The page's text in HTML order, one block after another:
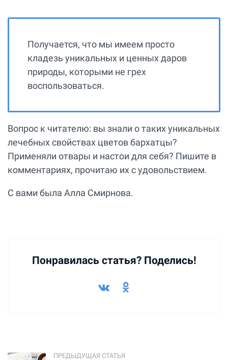
Получается, что мы имеем просто
кладезь уникальных и ценных даров
природы, которыми не грех
воспользоваться.
Вопрос к читателю: вы знали о таких уникальных
лечебных свойствах цветов бархатцы?
Применяли отвары и настои для себя? Пишите в
комментариях, прочитаю их с удовольствием.
С вами была Алла Смирнова.
Понравилась статья? Поделись!